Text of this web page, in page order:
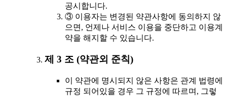
공시합니다.
③ 이용자는 변경된 약관사항에 동의하지 않
으면, 언제나 서비스 이용을 중단하고 이용계
약을 해지할 수 있습니다.
제 3 조 (약관외 준칙)
이 약관에 명시되지 않은 사항은 관계 법령에
규정 되어있을 경우 그 규정에 따르며, 그렇